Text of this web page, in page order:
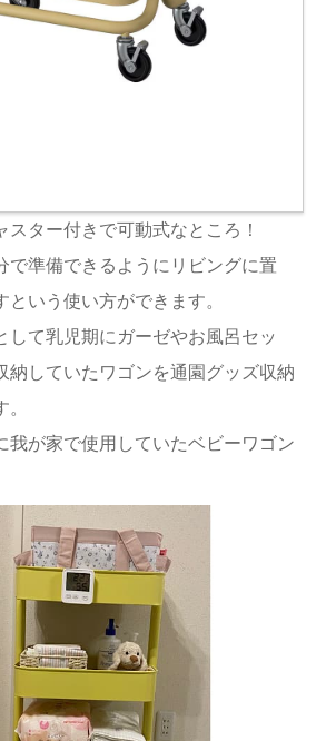
スター付きで可動式なところ！
で準備できるようにリビングに置
という使い方ができます。
して乳児期にガーゼやお風呂セッ
納していたワゴンを通園グッズ収納
我が家で使用していたベビーワゴン